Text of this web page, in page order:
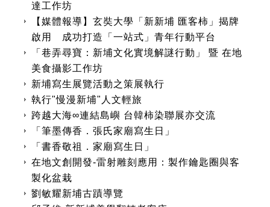
達工作坊
【媒體報導】玄奘大學「新新埔 匯客柿」揭牌
啟用 成功打造「一站式」青年行動平台
「巷弄尋寶：新埔文化實境解謎行動」 暨 在地
美食攝影工作坊
新埔寫生展覽活動之策展執行
執行"慢漫新埔"人文輕旅
跨越大海∞連結島嶼 台韓柿染聯展亦交流
「筆墨傳香．張氏家廟寫生日」
「書香敬祖．家廟寫生日」
在地文創開發-雷射雕刻應用：製作鑰匙圈與客
製化盆栽
劉敏耀新埔古蹟導覽